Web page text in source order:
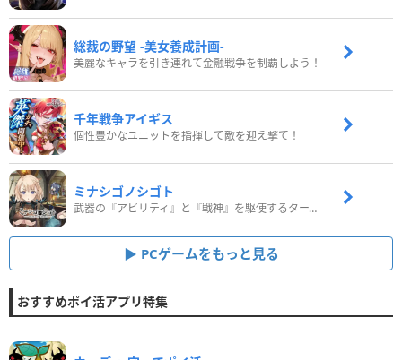
総裁の野望 -美女養成計画-
美麗なキャラを引き連れて金融戦争を制覇しよう！
千年戦争アイギス
個性豊かなユニットを指揮して敵を迎え撃て！
ミナシゴノシゴト
武器の『アビリティ』と『戦神』を駆使するターン制コマンドバトルRPG！
PCゲームをもっと見る
おすすめポイ活アプリ特集